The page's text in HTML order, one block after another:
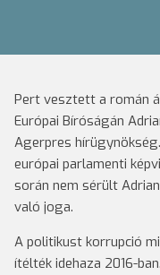
Pert vesztett a román
Európai Bíróságán
Agerpres
európai parlamenti
során nem sérült
való joga.
A politikust korrupció
ítélték idehaza 2016-